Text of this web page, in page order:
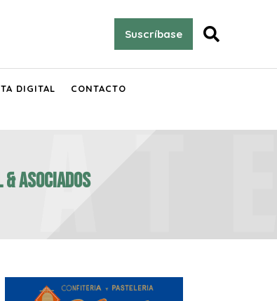
Suscríbase 
DIGITAL
CONTACTO
& ASOCIADOS